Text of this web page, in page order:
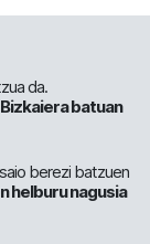
da.
Bizkaiera batuan
berezi batzuen
helburu nagusia